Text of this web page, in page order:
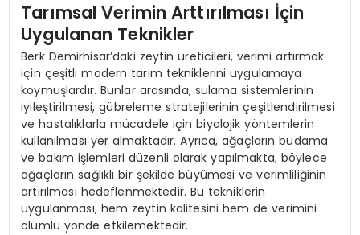
Tarımsal Verimin Arttırılması İçin
Uygulanan Teknikler
Berk Demirhisar’daki zeytin üreticileri, verimi artırmak
için çeşitli modern tarım tekniklerini uygulamaya
koymuşlardır. Bunlar arasında, sulama sistemlerinin
iyileştirilmesi, gübreleme stratejilerinin çeşitlendirilmesi
ve hastalıklarla mücadele için biyolojik yöntemlerin
kullanılması yer almaktadır. Ayrıca, ağaçların budama
ve bakım işlemleri düzenli olarak yapılmakta, böylece
ağaçların sağlıklı bir şekilde büyümesi ve verimliliğinin
artırılması hedeflenmektedir. Bu tekniklerin
uygulanması, hem zeytin kalitesini hem de verimini
olumlu yönde etkilemektedir.